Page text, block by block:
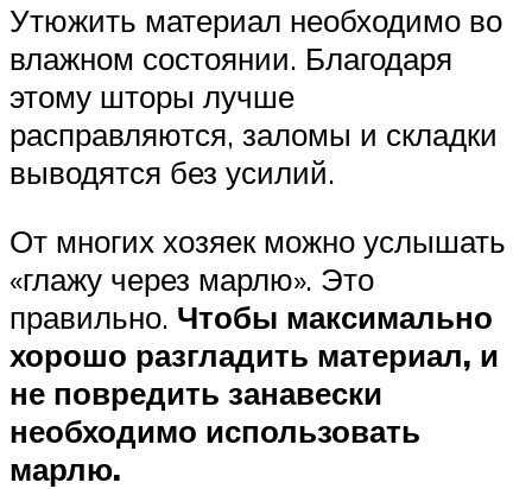
Утюжить материал необходимо во
влажном состоянии. Благодаря
этому шторы лучше
расправляются, заломы и складки
выводятся без усилий.
От многих хозяек можно услышать
«глажу через марлю». Это
правильно. Чтобы максимально
хорошо разгладить материал, и
не повредить занавески
необходимо использовать
марлю.